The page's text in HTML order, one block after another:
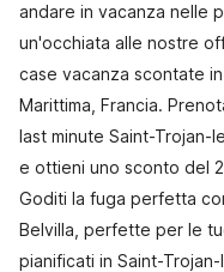
andare in vacanza nelle
un'occhiata alle nostre
case vacanza scontate
Marittima, Francia.
last minute Saint-Trojan-
e ottieni uno sconto del
Goditi la fuga perfetta
Belvilla, perfette per le
pianificati in Saint-